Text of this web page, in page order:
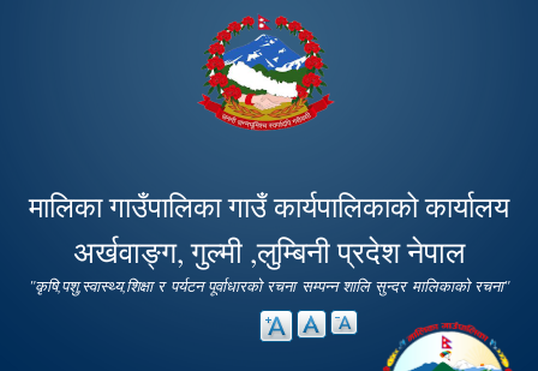
main
content
मालिका गाउँपालिका गाउँ कार्यपालिकाको कार्यालय
अर्खवाङ्ग, गुल्मी ,लुम्बिनी प्रदेश नेपाल
"कृषि,पशु,स्वास्थ्य,शिक्षा र पर्यटन पूर्वाधारको रचना सम्पन्न शालि सुन्दर मालिकाको रचना"